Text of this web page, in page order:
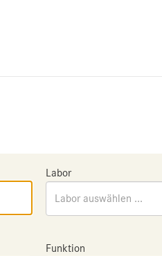
Labor
Labor auswählen ...
Funktion